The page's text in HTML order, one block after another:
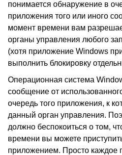
понимается обнаружение в
приложения того или иного
момент времени вам
органы управления любого
(хотя приложение Windows
выполнить блокировку
Операционная система
сообщение от
очередь того приложения, к
данный орган управления.
должно беспокоиться о том,
времени вы можете
приложением. Просто каждое